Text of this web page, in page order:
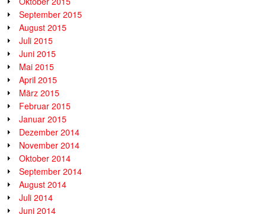
September 2015
August 2015
Juli 2015
Juni 2015
Mai 2015
April 2015
März 2015
Februar 2015
Januar 2015
Dezember 2014
November 2014
Oktober 2014
September 2014
August 2014
Juli 2014
Juni 2014